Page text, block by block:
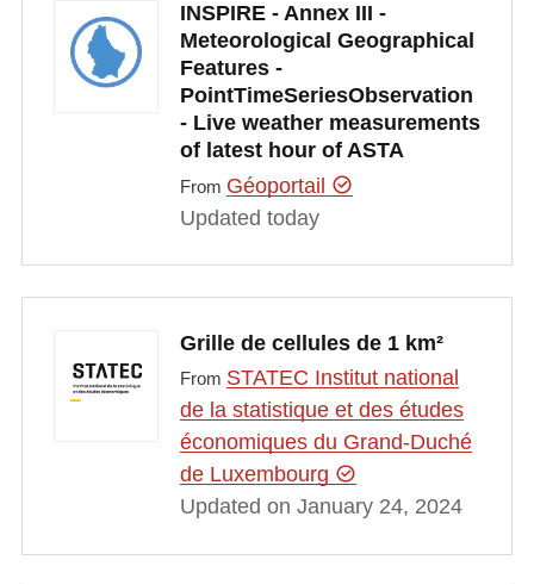
INSPIRE - Annex III -
Meteorological Geographical
Features -
PointTimeSeriesObservation
- Live weather measurements
of latest hour of ASTA
From Géoportail
Updated today
Grille de cellules de 1 km²
From STATEC Institut national
de la statistique et des études
économiques du Grand-Duché
de Luxembourg
Updated on January 24, 2024